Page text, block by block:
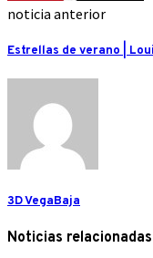
noticia anterior
Estrellas de verano |
3D VegaBaja
Noticias relacionadas